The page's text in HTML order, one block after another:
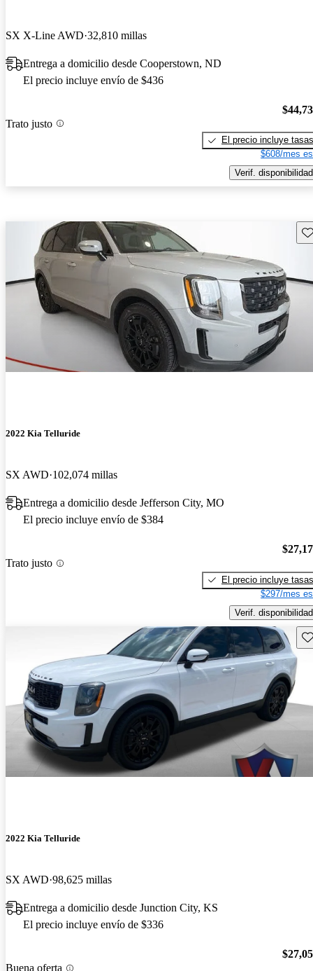
SX X-Line AWD 32,810 millas
Entrega a domicilio desde Cooperstown, ND
El precio incluye envío de $436
Trato justo
El precio incluye tasas
$608/mes
Verif. disponibilidad
2022 Kia Telluride
SX AWD 102,074 millas
Entrega a domicilio desde Jefferson City, MO
El precio incluye envío de $384
Trato justo
El precio incluye tasas
$297/mes
Verif. disponibilidad
2022 Kia Telluride
SX AWD 98,625 millas
Entrega a domicilio desde Junction City, KS
El precio incluye envío de $336
Buena oferta